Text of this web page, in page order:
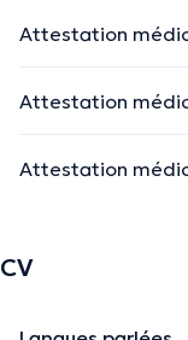
Attestation
Attestation
Attestation
CV